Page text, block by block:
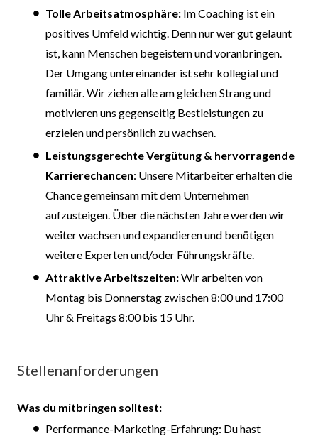
Tolle Arbeitsatmosphäre: Im Coaching ist ein
positives Umfeld wichtig. Denn nur wer gut gelaunt
ist, kann Menschen begeistern und voranbringen.
Der Umgang untereinander ist sehr kollegial und
familiär. Wir ziehen alle am gleichen Strang und
motivieren uns gegenseitig Bestleistungen zu
erzielen und persönlich zu wachsen.
Leistungsgerechte Vergütung & hervorragende
Karrierechancen: Unsere Mitarbeiter erhalten die
Chance gemeinsam mit dem Unternehmen
aufzusteigen. Über die nächsten Jahre werden wir
weiter wachsen und expandieren und benötigen
weitere Experten und/oder Führungskräfte.
Attraktive Arbeitszeiten:Wir arbeiten von
Montag bis Donnerstag zwischen 8:00 und 17:00
Uhr & Freitags 8:00 bis 15 Uhr.
Stellenanforderungen
Was du mitbringen solltest:
Performance-Marketing-Erfahrung: Du hast